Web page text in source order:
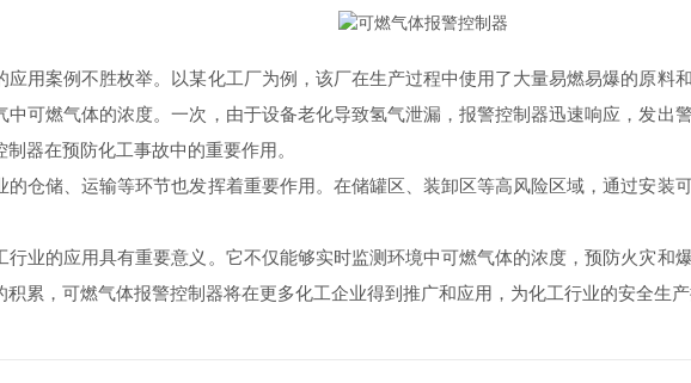
案例不胜枚举。以某化工厂为例，该厂在生产过程中使用了大量易燃易爆的原料
可燃气体的浓度。一次，由于设备老化导致氢气泄漏，报警控制器迅速响应，发出
器在预防化工事故中的重要作用。
储、运输等环节也发挥着重要作用。在储罐区、装卸区等高风险区域，通过安装
的应用具有重要意义。它不仅能够实时监测环境中可燃气体的浓度，预防火灾和
累，可燃气体报警控制器将在更多化工企业得到推广和应用，为化工行业的安全生